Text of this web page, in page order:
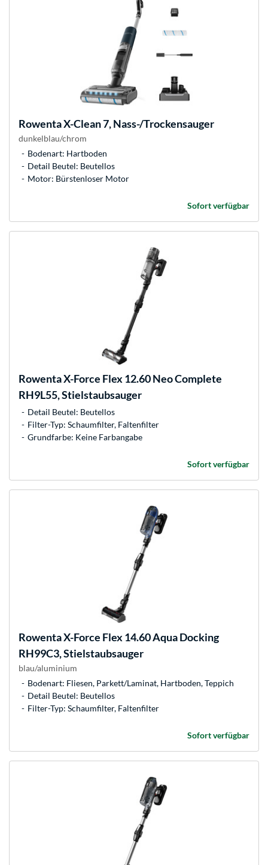
RowentaX-Clean 7, Nass-/Trockensauger
dunkelblau/chrom
Bodenart: Hartboden
Detail Beutel: Beutellos
Motor: Bürstenloser Motor
Sofort verfügbar
RowentaX-Force Flex 12.60 Neo Complete
RH9L55, Stielstaubsauger
Detail Beutel: Beutellos
Filter-Typ: Schaumfilter, Faltenfilter
Grundfarbe: Keine Farbangabe
Sofort verfügbar
RowentaX-Force Flex 14.60 Aqua Docking
RH99C3, Stielstaubsauger
blau/aluminium
Bodenart: Fliesen, Parkett/Laminat, Hartboden, Teppich
Detail Beutel: Beutellos
Filter-Typ: Schaumfilter, Faltenfilter
Sofort verfügbar